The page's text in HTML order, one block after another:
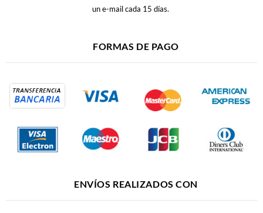
un e-mail cada 15 días.
FORMAS DE PAGO
ENVÍOS REALIZADOS CON